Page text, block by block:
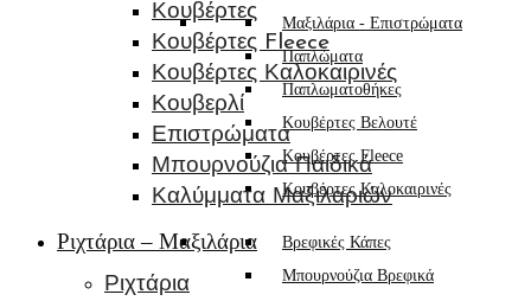
Μαξιλάρια - Επιστρώματα
Παπλώματα
Παπλωματοθήκες
Κουβέρτες Βελουτέ
Κουβέρτες Fleece
Κουβέρτες Καλοκαιρινές
Βρεφικές Κάπες
Μπουρνούζια Βρεφικά
Κουβέρτες
Κουβέρτες Fleece
Κουβέρτες Καλοκαιρινές
Κουβερλί
Επιστρώματα
Μπουρνούζια Παιδικά
Καλύμματα Μαξιλαριών
Ριχτάρια – Μαξιλάρια
Ριχτάρια